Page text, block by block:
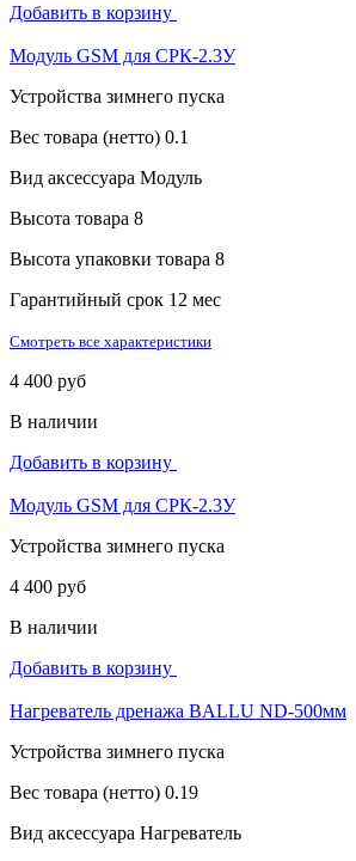
Добавить в корзину
Модуль GSM для СРК-2.3У
Устройства зимнего пуска
Вес товара (нетто) 0.1
Вид аксессуара Модуль
Высота товара 8
Высота упаковки товара 8
Гарантийный срок 12 мес
Смотреть все характеристики
4 400 руб
В наличии
Добавить в корзину
Модуль GSM для СРК-2.3У
Устройства зимнего пуска
4 400 руб
В наличии
Добавить в корзину
Нагреватель дренажа BALLU ND-500мм
Устройства зимнего пуска
Вес товара (нетто) 0.19
Вид аксессуара Нагреватель